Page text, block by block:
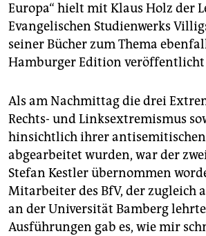
Europa“ hielt mit Klaus Holz der
Evangelischen Studienwerks
seiner Bücher zum Thema
Hamburger Edition veröffentlicht
Als am Nachmittag die drei
Rechts- und Linksextremismus
hinsichtlich ihrer antisemitischen
abgearbeitet wurden, war der
Stefan Kestler übernommen
Mitarbeiter des BfV, der zugleich
an der Universität Bamberg
Ausführungen gab es, wie mir